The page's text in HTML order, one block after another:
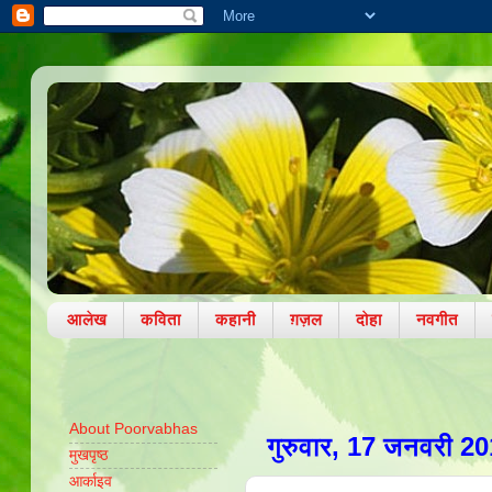
आलेख कविता कहानी ग़ज़ल दोहा नवगीत
गुरुवार, 17 जनवरी
About Poorvabhas
मुखपृष्ठ
आर्काइव